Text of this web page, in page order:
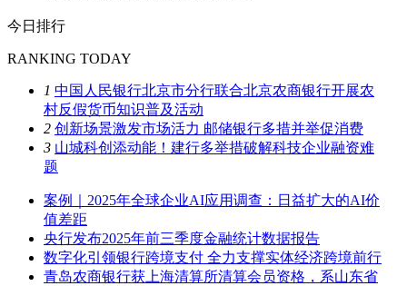
今日排行
RANKING TODAY
1 中国人民银行北京市分行联合北京农商银行开展农
村反假货币知识普及活动
2 创新场景激发市场活力 邮储银行多措并举促消费
3 山城科创添动能！建行多举措破解科技企业融资难
题
案例｜2025年全球企业AI应用调查：日益扩大的AI价
值差距
央行发布2025年前三季度金融统计数据报告
数字化引领银行跨境支付 全力支撑实体经济跨境前行
青岛农商银行获上海清算所清算会员资格，系山东省